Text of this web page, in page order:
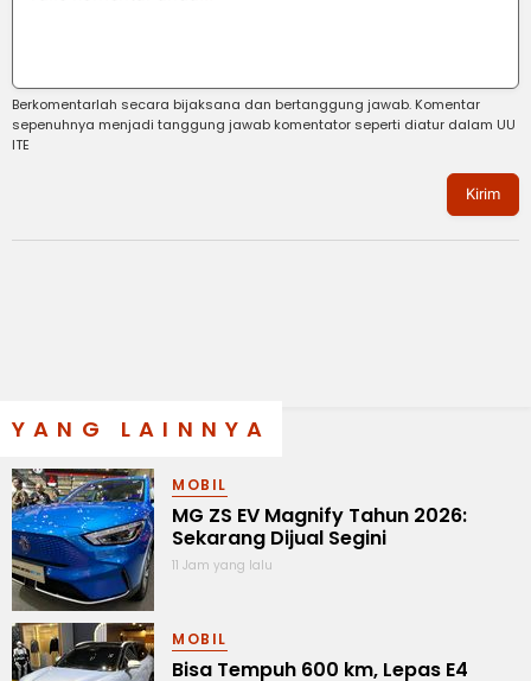
Berkomentarlah secara bijaksana dan bertanggung jawab. Komentar
sepenuhnya menjadi tanggung jawab komentator seperti diatur dalam UU
ITE
Kirim
YANG LAINNYA
MOBIL
MG ZS EV Magnify Tahun 2026:
Sekarang Dijual Segini
11 Jam yang lalu
MOBIL
Bisa Tempuh 600 km, Lepas E4